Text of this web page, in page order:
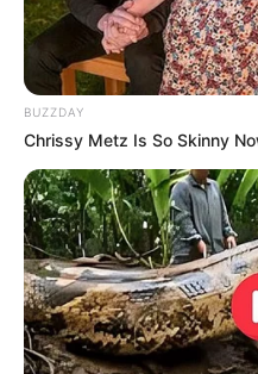
BUZZDAY
Chrissy Metz Is So Skinny